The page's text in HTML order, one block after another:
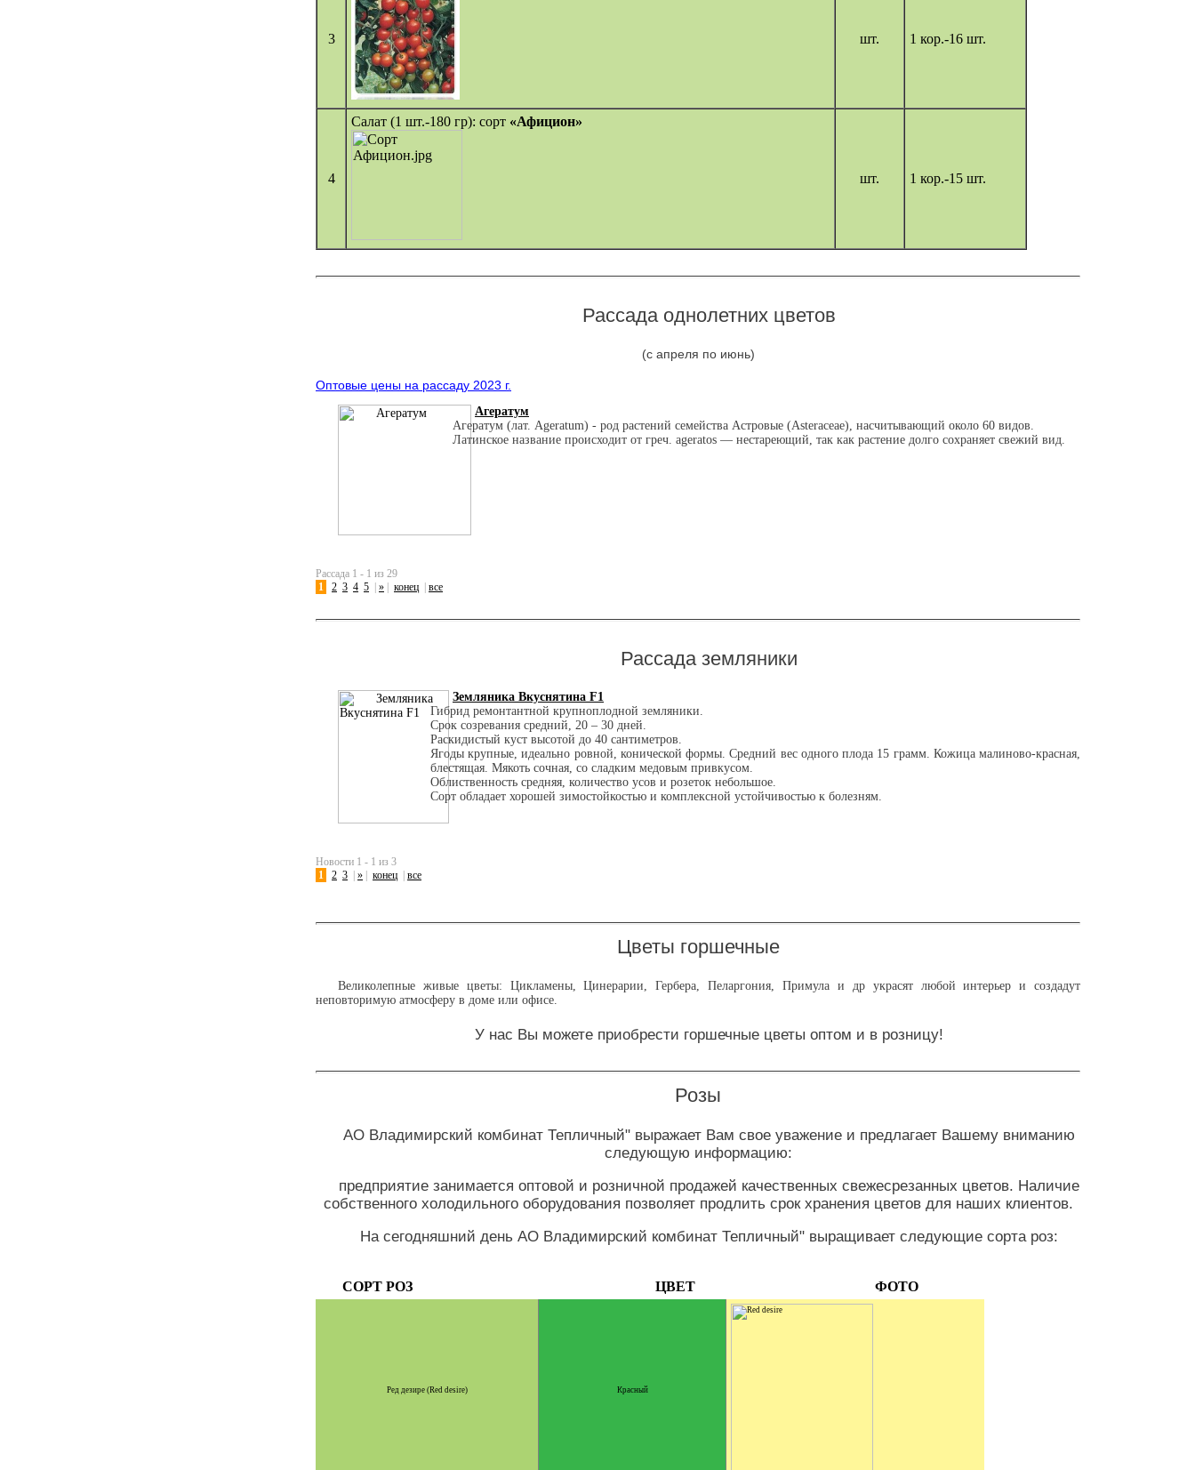
3 шт. 1 кор.-16 шт.
4
Салат (1 шт.-180 гр): сорт «Афицион»
шт. 1 кор.-15 шт.
Рассада однолетних цветов
(с апреля по июнь)
Оптовые цены на рассаду 2023 г.
Агератум
Агератум (лат. Ageratum) - род растений семейства Астровые (Asteraceae), насчитывающий около 60 видов.
Латинское название происходит от греч. ageratos — нестареющий, так как растение долго сохраняет свежий вид.
Рассада 1 - 1 из 29
1
2 3 4 5 | » | конец | все
Рассада земляники
Земляника Вкуснятина F1
Гибрид ремонтантной крупноплодной земляники.
Срок созревания средний, 20 – 30 дней.
Раскидистый куст высотой до 40 сантиметров.
Ягоды крупные, идеально ровной, конической формы. Средний вес одного плода 15 грамм. Кожица малиново-красная,
блестящая. Мякоть сочная, со сладким медовым привкусом.
Облиственность средняя, количество усов и розеток небольшое.
Сорт обладает хорошей зимостойкостью и комплексной устойчивостью к болезням.
Новости 1 - 1 из 3
1
2 3 » конец все
Цветы горшечные
Великолепные живые цветы: Цикламены, Цинерарии, Гербера, Пеларгония, Примула и др украсят любой интерьер и создадут
неповторимую атмосферу в доме или офисе.
У нас Вы можете приобрести горшечные цветы оптом и в розницу!
Розы
АО Владимирский комбинат Тепличный" выражает Вам свое уважение и предлагает Вашему вниманию
следующую информацию:
предприятие занимается оптовой и розничной продажей качественных свежесрезанных цветов. Наличие
собственного холодильного оборудования позволяет продлить срок хранения цветов для наших клиентов.
На сегодняшний день АО Владимирский комбинат Тепличный" выращивает следующие сорта роз:
СОРТ РОЗ ЦВЕТ ФОТО
Ред дезире (Red desire) Красный